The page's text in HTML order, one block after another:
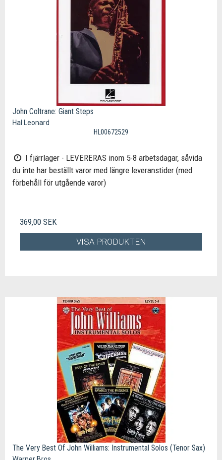
John Coltrane: Giant Steps
Hal Leonard
HL00672529
I fjärrlager - LEVERERAS inom 5-8 arbetsdagar, såvida
du inte har beställt varor med längre leveranstider (med
förbehåll för utgående varor)
369,00 SEK
VISA PRODUKTEN
The Very Best Of John Williams: Instrumental Solos (Tenor Sax)